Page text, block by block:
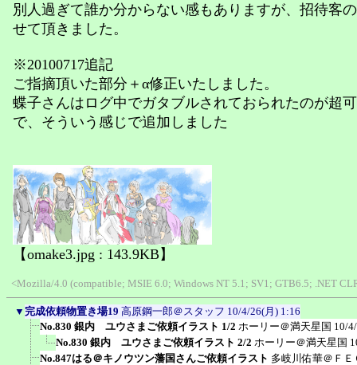
別人過ぎて誰か分からない感もありますが、招待客
せて頂きました。
※20100717追記
ご指摘頂いた部分＋α修正いたしました。
蝶子さんはログ中でガタブルされておられたのが超
で、そういう感じで追加しました
【omake3.jpg : 143.9KB】
<Mozilla/4.0 (compatible; MSIE 6.0; Windows NT 5.1; SV1; GTB6.5; .NET
▼ 完成依頼物置き場19 高原鋼一郎＠スタッフ 10/4/26(月) 1:16
No.830 銀内 ユウさまご依頼イラスト 1/2 ホーリー＠満天星国 10/
No.830 銀内 ユウさまご依頼イラスト 2/2 ホーリー＠満天星国
No.847はる＠キノウツン藩国さんご依頼イラスト 多岐川佑華＠ＦＥ